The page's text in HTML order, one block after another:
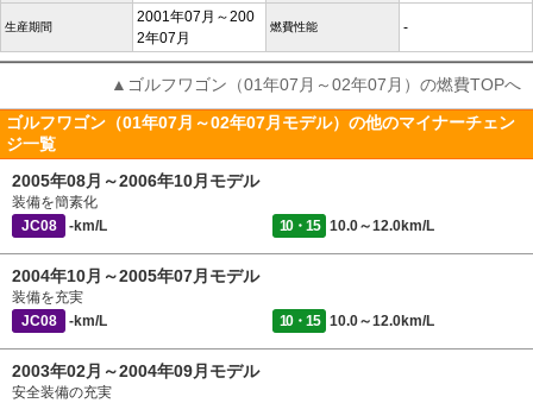
生産期間
2001年07月～200
2年07月
燃費性能 -
▲ゴルフワゴン（01年07月～02年07月）の燃費TOPへ
ゴルフワゴン（01年07月～02年07月モデル）の他のマイナーチェン
ジ一覧
2005年08月～2006年10月モデル
装備を簡素化
JC08
-km/L 10・15 10.0～12.0km/L
2004年10月～2005年07月モデル
装備を充実
JC08
-km/L 10・15 10.0～12.0km/L
2003年02月～2004年09月モデル
安全装備の充実